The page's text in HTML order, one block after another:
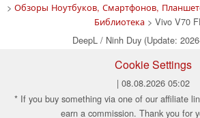
> Обзоры Ноутбуков, Смартфонов,
Библиотека > Vivo V70
DeepL / Ninh Duy (Update:
Cookie Settings
| 08.08.2026 05:02
* If you buy something via one of our affiliate
earn a commission. Thank you for